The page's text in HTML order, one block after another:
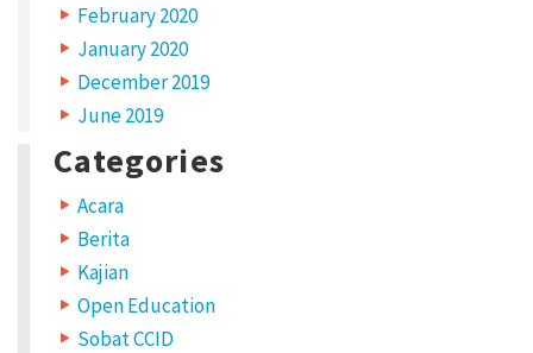
February 2020
January 2020
December 2019
June 2019
Categories
Acara
Berita
Kajian
Open Education
Sobat CCID